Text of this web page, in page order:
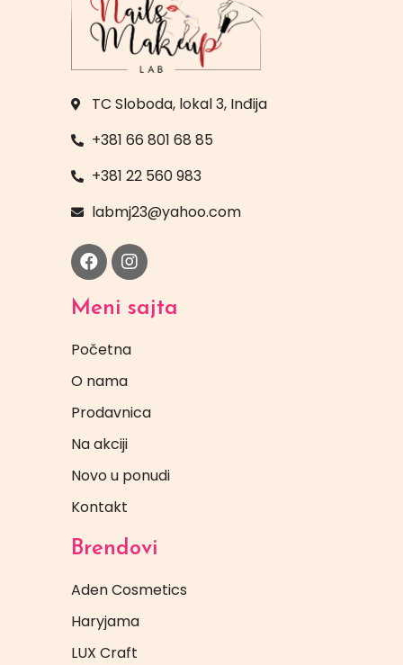
TC Sloboda, lokal 3, Inđija
+381 66 801 68 85
+381 22 560 983
labmj23@yahoo.com
Meni sajta
Početna
O nama
Prodavnica
Na akciji
Novo u ponudi
Kontakt
Brendovi
Aden Cosmetics
Haryjama
LUX Craft